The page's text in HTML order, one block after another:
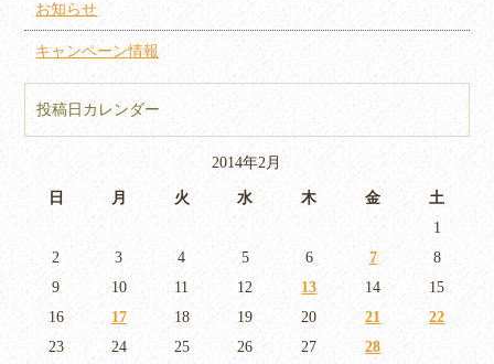
お知らせ
キャンペーン情報
投稿日カレンダー
2014年2月
日 月 火 水 木 金
土
1
2
3 4 5 6 7
8
9
10 11 12 13 14
15
16
17 18 19 20 21
22
23
24 25 26 27 28